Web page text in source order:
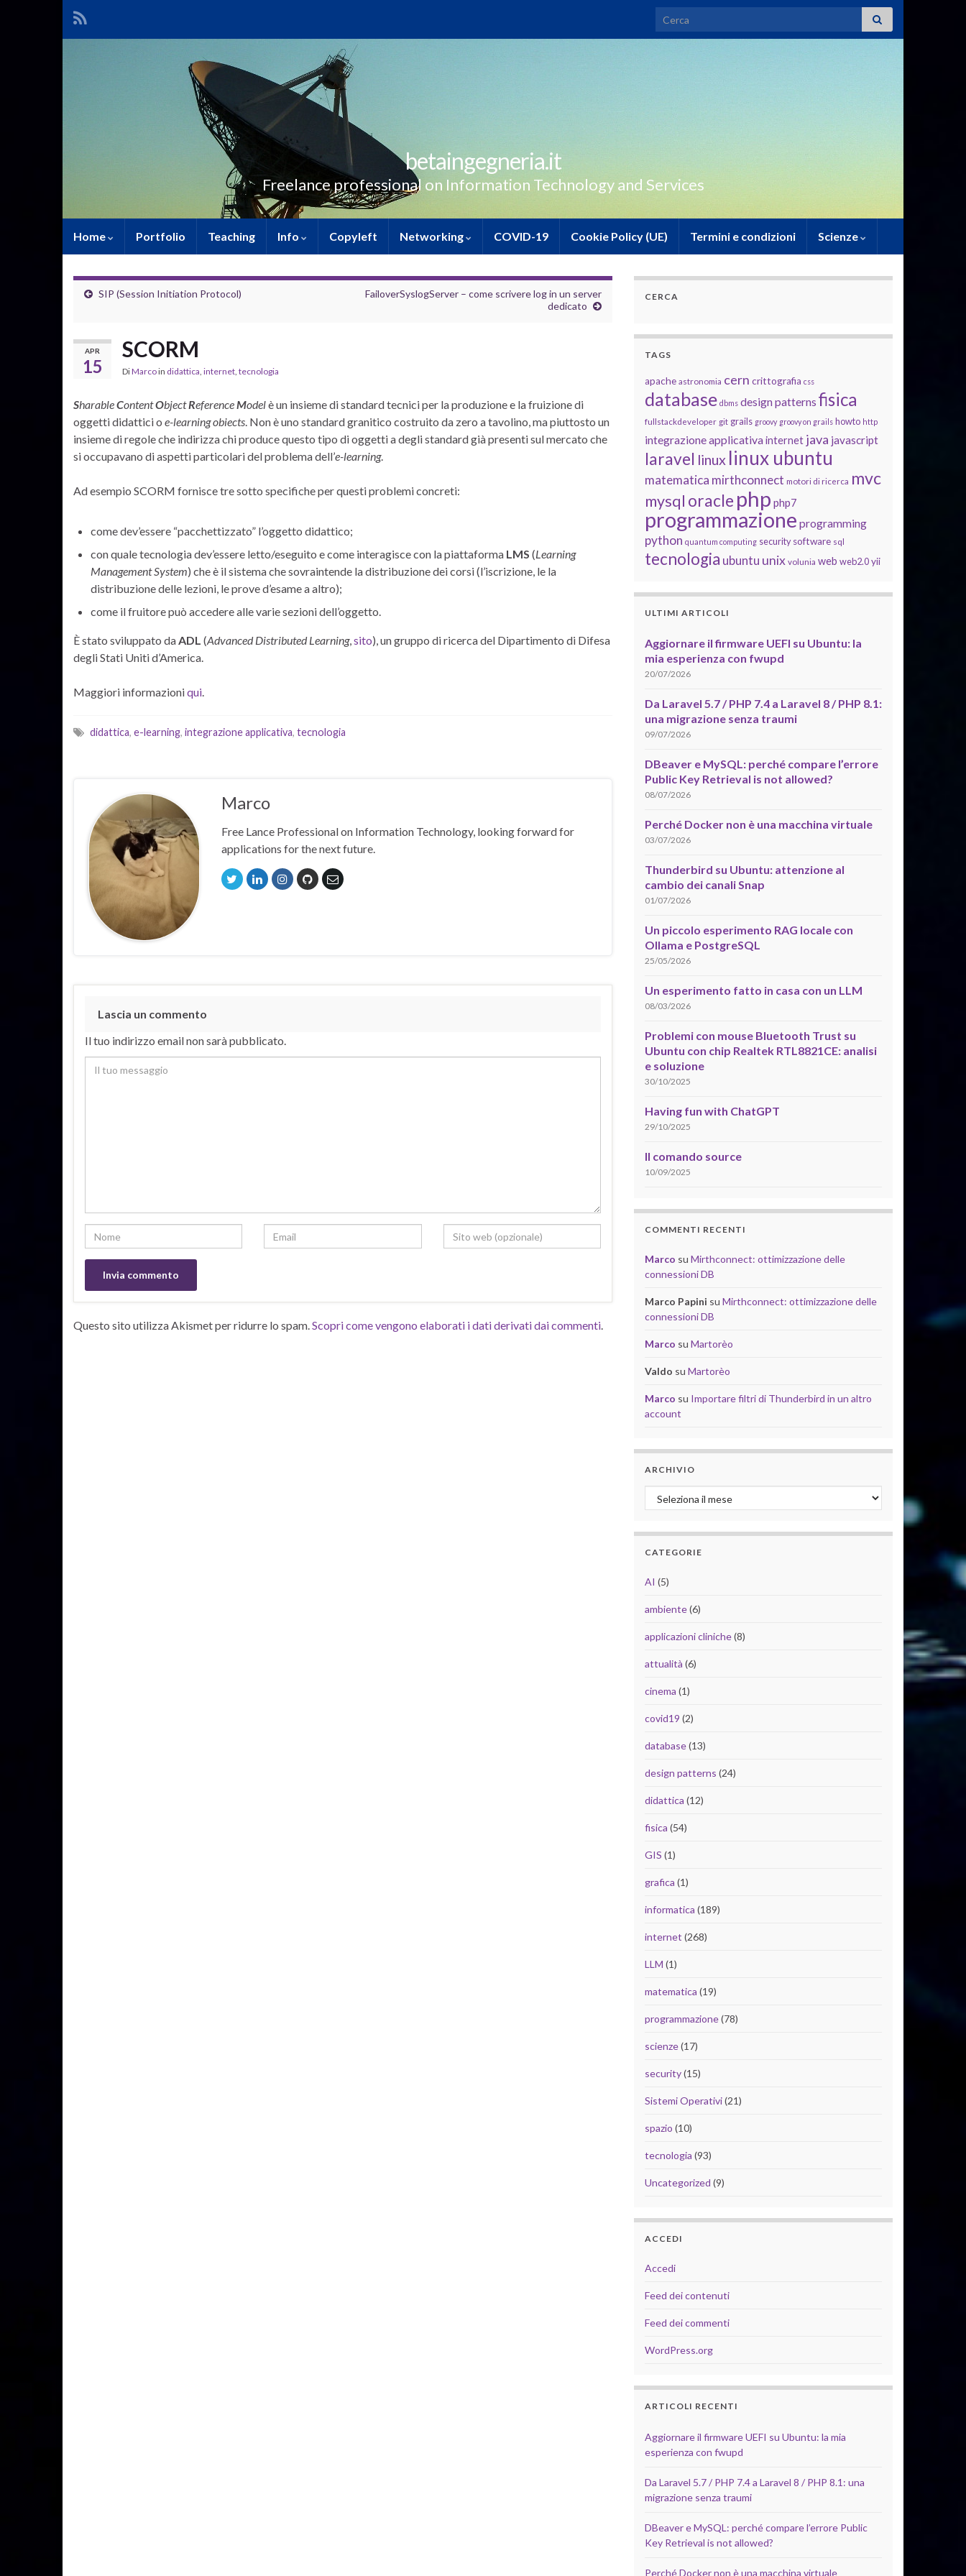
Search for:
betaingegneria.it
Freelance professional on Information Technology and Services
Home Portfolio Teaching Info Copyleft Networking COVID-19 Cookie Policy (UE) Termini e condizioni Scienze
SIP (Session Initiation Protocol)
FailoverSyslogServer – come scrivere log in un server
dedicato
APR
15
SCORM
DiMarcoin didattica, internet, tecnologia
SharableContentObjectReferenceModelè un insieme di standard tecnici per la produzione e la fruizione di
oggetti didattici o e-learning obiects. Non è uno standard granitico costruito da zero a tavolino, ma piuttosto un
insieme di regole che indirizza chi produce questo tipo di oggetti a degli standard già presenti sul mercato che
si occupavano di aspetti particolari del problema dell’e-learning.
Ad esempio SCORM fornisce tre sotto specifiche per questi problemi concreti:
come dev’essere “pacchettizzato” l’oggetto didattico;
con quale tecnologia dev’essere letto/eseguito e come interagisce con la piattaforma LMS (Learning
Management System) che è il sistema che sovraintende la distribuzione dei corsi (l’iscrizione, le la
distribuzione delle lezioni, le prove d’esame a altro);
come il fruitore può accedere alle varie sezioni dell’oggetto.
È stato sviluppato daADL (Advanced Distributed Learning,sito), un gruppo di ricerca del Dipartimento di Difesa
degli Stati Uniti d’America.
Maggiori informazioniqui.
didattica, e-learning, integrazione applicativa, tecnologia
Marco
Free Lance Professional on Information Technology, looking forward for
applications for the next future.
Lascia un commento
Il tuo indirizzo email non sarà pubblicato.
Questo sito utilizza Akismet per ridurre lo spam.Scopri come vengono elaborati i dati derivati dai commenti.
CERCA
TAGS
apache astronomia cern crittografia css
database dbms design patterns fisica
fullstackdeveloper git grails groovy groovy on grails howto http
integrazione applicativainternet java javascript
laravel linux linux ubuntu
matematica mirthconnect motori di ricerca mvc
mysql oracle php php7
programmazione programming
python quantum computing security software sql
tecnologia ubuntu unix volunia web web2.0 yii
ULTIMI ARTICOLI
Aggiornare il firmware UEFI su Ubuntu: la
mia esperienza con fwupd
20/07/2026
Da Laravel 5.7 / PHP 7.4 a Laravel 8 / PHP 8.1:
una migrazione senza traumi
09/07/2026
DBeaver e MySQL: perché compare l’errore
Public Key Retrieval is not allowed?
08/07/2026
Perché Docker non è una macchina virtuale
03/07/2026
Thunderbird su Ubuntu: attenzione al
cambio dei canali Snap
01/07/2026
Un piccolo esperimento RAG locale con
Ollama e PostgreSQL
25/05/2026
Un esperimento fatto in casa con un LLM
08/03/2026
Problemi con mouse Bluetooth Trust su
Ubuntu con chip Realtek RTL8821CE: analisi
e soluzione
30/10/2025
Having fun with ChatGPT
29/10/2025
Il comando source
10/09/2025
COMMENTI RECENTI
Marco su Mirthconnect: ottimizzazione delle
connessioni DB
Marco Papini su Mirthconnect: ottimizzazione delle
connessioni DB
Marco su Martorèo
Valdo su Martorèo
Marco su Importare filtri di Thunderbird in un altro
account
ARCHIVIO
Archivio
CATEGORIE
AI (5)
ambiente(6)
applicazioni cliniche(8)
attualità (6)
cinema (1)
covid19 (2)
database(13)
design patterns (24)
didattica (12)
fisica (54)
GIS (1)
grafica (1)
informatica (189)
internet (268)
LLM (1)
matematica (19)
programmazione(78)
scienze(17)
security(15)
Sistemi Operativi(21)
spazio (10)
tecnologia (93)
Uncategorized (9)
ACCEDI
Accedi
Feed dei contenuti
Feed dei commenti
WordPress.org
ARTICOLI RECENTI
Aggiornare il firmware UEFI su Ubuntu: la mia
esperienza con fwupd
Da Laravel 5.7 / PHP 7.4 a Laravel 8 / PHP 8.1: una
migrazione senza traumi
DBeaver e MySQL: perché compare l’errore Public
Key Retrieval is not allowed?
Perché Docker non è una macchina virtuale